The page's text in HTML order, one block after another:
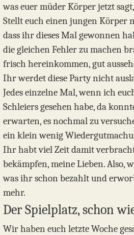
was euer müder Körper jetzt
Stellt euch einen jungen Körper
dass ihr dieses Mal gewonnen
die gleichen Fehler zu machen
frisch hereinkommen, gut
Ihr werdet diese Party nicht
Jedes einzelne Mal, wenn ich
Schleiers gesehen habe, da
erwarten, es nochmal zu
ein klein wenig
Ihr habt viel Zeit damit
bekämpfen, meine Lieben. Also,
was ihr schon bezahlt und
mehr.
Der Spielplatz, schon
Wir haben euch letzte Woche